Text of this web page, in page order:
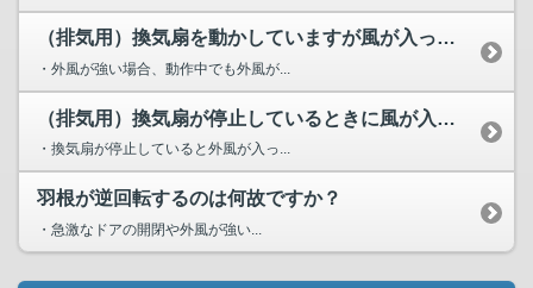
（排気用）換気扇を動かしていますが風が入ってきます。故障で...
・外風が強い場合、動作中でも外風が...
（排気用）換気扇が停止しているときに風が入ってきます。どう...
・換気扇が停止していると外風が入っ...
羽根が逆回転するのは何故ですか？
・急激なドアの開閉や外風が強い...